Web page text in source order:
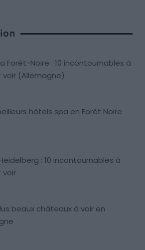
Forêt-Noire : 10 incontournables à
(Allemagne)
hôtels spa en Forêt Noire
: 10 incontournables à
voir
beaux châteaux à voir en